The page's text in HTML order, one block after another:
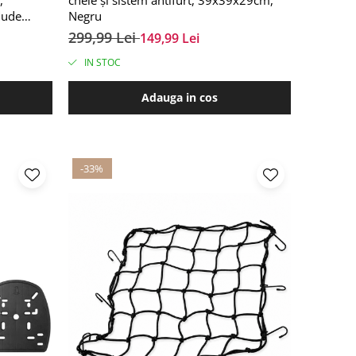
Negru
299,99 Lei149,99 Lei
IN STOC
Adauga in cos
-33%